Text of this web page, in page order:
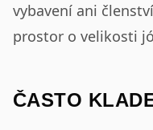
vybavení ani
prostor o velikosti
ČASTO